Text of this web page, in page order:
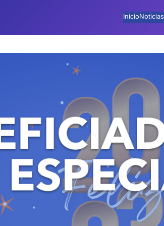
InicioNoticias